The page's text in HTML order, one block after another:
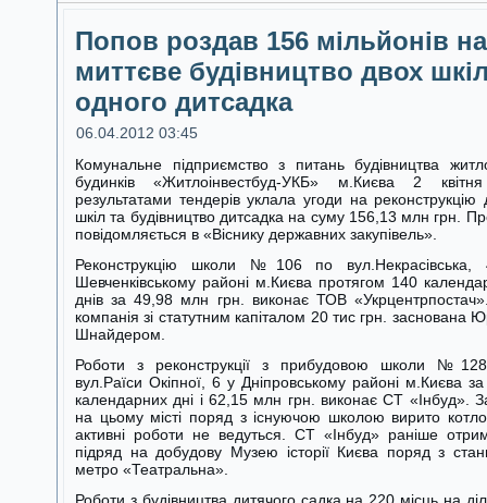
Попов роздав 156 мільйонів на
миттєве будівництво двох
одного дитсадка
06.04.2012 03:45
Комунальне підприємство з питань будівництва
будинків «Житлоінвестбуд-УКБ» м.Києва 2
результатами тендерів уклала угоди на реконструкцію
шкіл та будівництво дитсадка на суму 156,13 млн грн.
повідомляється в «Віснику державних закупівель».
Реконструкцію школи №106 по
Шевченківському районі м.Києва протягом 140
днів за 49,98 млн грн. виконає ТОВ
компанія зі статутним капіталом 20 тис грн. заснована
Шнайдером.
Роботи з реконструкції з прибудовою школи
вул.Раїси Окіпної, 6 у Дніпровському районі м.Києва
календарних дні і 62,15 млн грн. виконає СТ «Інбуд».
на цьому місті поряд з існуючою школою вирито
активні роботи не ведуться. СТ «Інбуд» раніше
підряд на добудову Музею історії Києва поряд з
метро «Театральна».